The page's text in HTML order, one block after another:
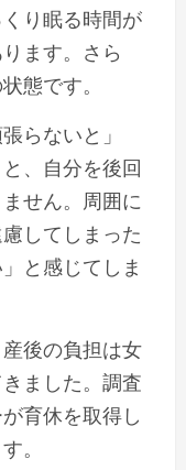
り眠る時間が
ます。さら
態です。
らないと」
、自分を後回
せん。周囲に
してしまった
と感じてしま
後の負担は女
ました。調査
育休を取得し
。